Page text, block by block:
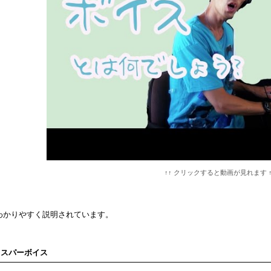
↑↑ クリックすると動画が見れます
かりやすく説明されています。
パーボイス